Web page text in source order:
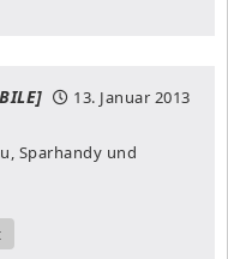
13. Januar 2013
Sparhandy und